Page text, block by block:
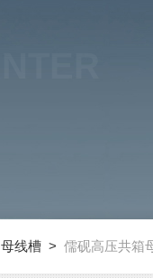
母线槽 > 儒砚高压共箱